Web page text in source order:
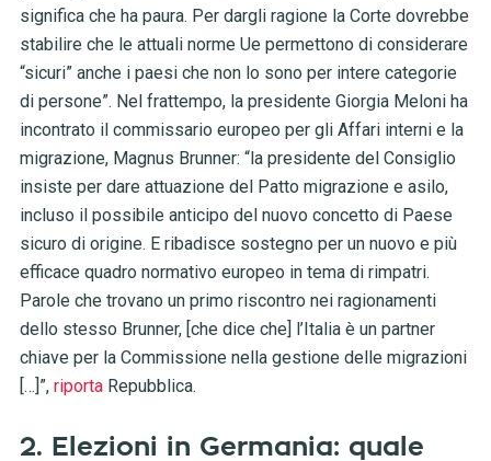
significa che ha paura. Per dargli ragione la Corte dovrebbe
stabilire che le attuali norme Ue permettono di considerare
“sicuri” anche i paesi che non lo sono per intere categorie
di persone”. Nel frattempo, la presidente Giorgia Meloni ha
incontrato il commissario europeo per gli Affari interni e la
migrazione, Magnus Brunner: “la presidente del Consiglio
insiste per dare attuazione del Patto migrazione e asilo,
incluso il possibile anticipo del nuovo concetto di Paese
sicuro di origine. E ribadisce sostegno per un nuovo e più
efficace quadro normativo europeo in tema di rimpatri.
Parole che trovano un primo riscontro nei ragionamenti
dello stesso Brunner, [che dice che] l’Italia è un partner
chiave per la Commissione nella gestione delle migrazioni
[…]”, riportaRepubblica.
2. Elezioni in Germania: quale